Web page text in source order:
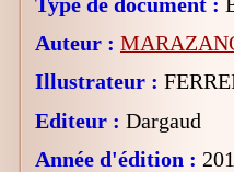
Auteur :
Illustrateur :
Editeur : Dargaud
Année d'édition :